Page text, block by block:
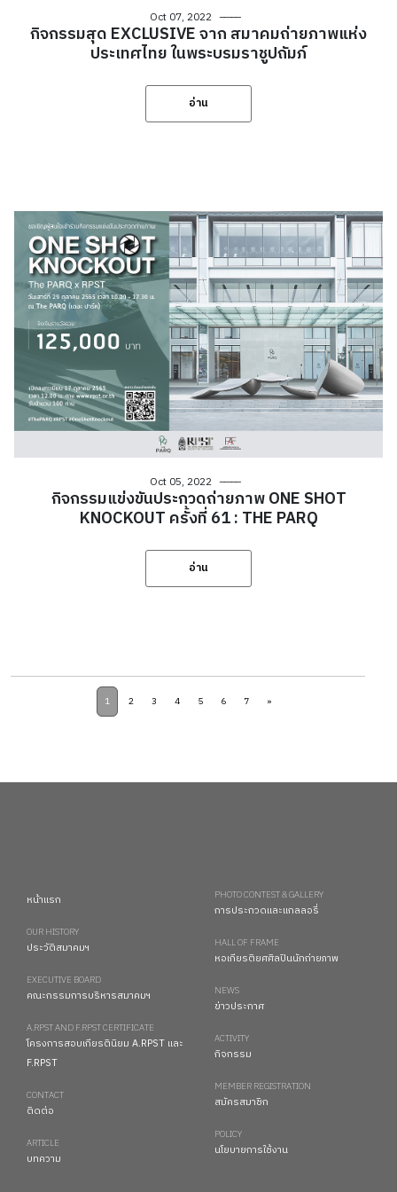
Oct 07, 2022
กิจกรรมสุด EXCLUSIVE จาก สมาคมถ่ายภาพแห่ง
ประเทศไทย ในพระบรมราชูปถัมภ์
อ่าน
Oct 05, 2022
กิจกรรมแข่งขันประกวดถ่ายภาพ ONE SHOT
KNOCKOUT ครั้งที่ 61 : THE PARQ
อ่าน
1 2 3 4 5 6 7 »
หน้าแรก
OUR HISTORY
ประวัติสมาคมฯ
EXECUTIVE BOARD
คณะกรรมการบริหารสมาคมฯ
A.RPST AND F.RPST CERTIFICATE
โครงการสอบเกียรตินิยม A.RPST และ
F.RPST
CONTACT
ติดต่อ
ARTICLE
บทความ
PHOTO CONTEST & GALLERY
การประกวดและแกลลอรี่
HALL OF FRAME
หอเกียรติยศศิลปินนักถ่ายภาพ
NEWS
ข่าวประกาศ
ACTIVITY
กิจกรรม
MEMBER REGISTRATION
สมัครสมาชิก
POLICY
นโยบายการใช้งาน